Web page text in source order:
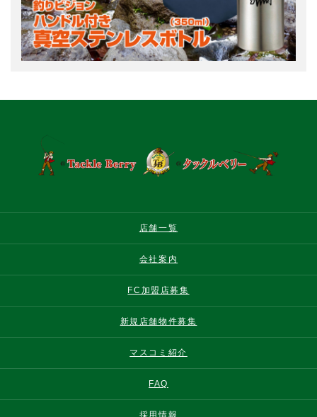
店舗一覧
会社案内
FC加盟店募集
新規店舗物件募集
マスコミ紹介
FAQ
採用情報